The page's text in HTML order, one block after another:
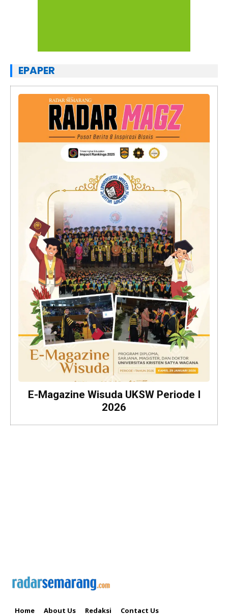
EPAPER
E-Magazine Wisuda UKSW Periode I
2026
Home About Us Redaksi Contact Us